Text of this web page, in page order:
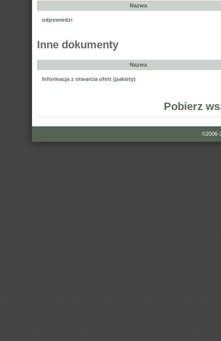
Nazwa
odpowiedzi
Inne dokumenty
Nazwa
Informacja z otwarcia ofert (pakiety)
Pobierz
©2006-